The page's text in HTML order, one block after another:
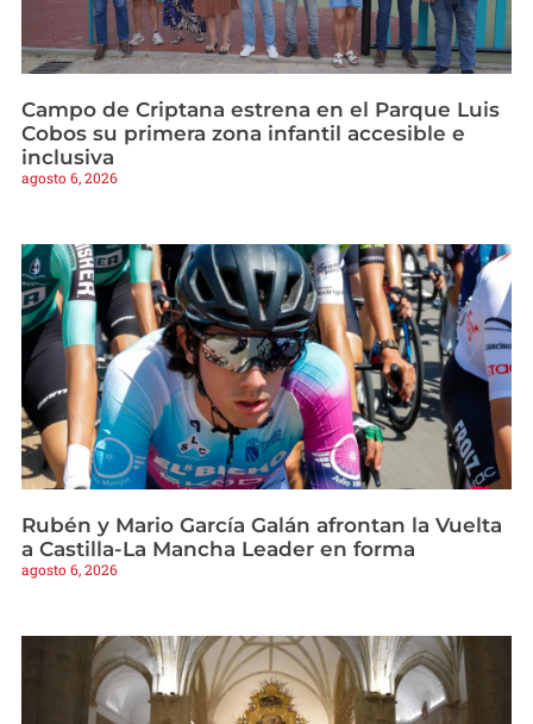
Campo de Criptana estrena en el Parque Luis
Cobos su primera zona infantil accesible e
inclusiva
agosto 6, 2026
Rubén y Mario García Galán afrontan la Vuelta
a Castilla-La Mancha Leader en forma
agosto 6, 2026